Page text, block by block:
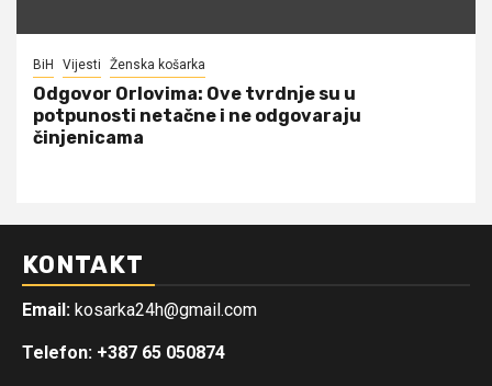
BiH Vijesti Ženska košarka
Odgovor Orlovima: ​Ove tvrdnje su u
potpunosti netačne i ne odgovaraju
činjenicama
KONTAKT
Email: kosarka24h@gmail.com
Telefon: +387 65 050874